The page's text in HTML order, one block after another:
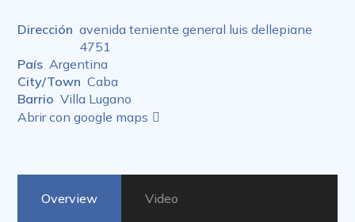
Dirección avenida teniente general luis dellepiane
4751
País Argentina
City/Town Caba
Barrio Villa Lugano
Abrir con google maps
Overview Video